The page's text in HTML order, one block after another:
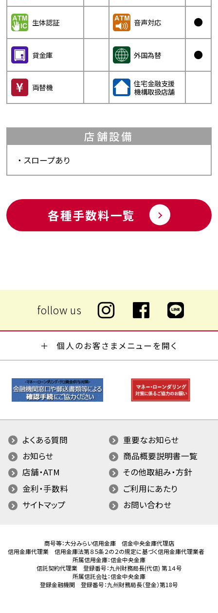
生体認証 音声対応 ●
貸金庫 外国為替 ●
両替機
住宅金融支援
機構取扱店舗
店舗設備
スロープあり
各種手数料一覧
個人のお客さまメニューを開く
よくある質問
重要なお知らせ
お知らせ
商品概要説明書一覧
店舗・ATM
その他取組み・方針
金利・手数料
ご利用にあたり
サイトマップ
お問い合わせ
商号等：大分みらい信用金庫 信金中央金庫代理店
信用金庫代理業 信用金庫法第８５条２の２の規定に基づく信用金庫代理業者
所属信用金庫：信金中央金庫
信託契約代理業 登録番号：九州財務局長(代信) 第１４号
所属信託会社：信金中央金庫
登録金融機関 登録番号：九州財務局長（登金）第18号